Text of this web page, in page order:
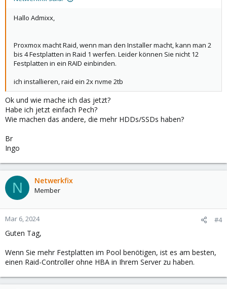
Hallo Admixx,
Proxmox macht Raid, wenn man den Installer macht, kann man 2
bis 4 Festplatten in Raid 1 werfen. Leider können Sie nicht 12
Festplatten in ein RAID einbinden.
ich installieren, raid ein 2x nvme 2tb
Ok und wie mache ich das jetzt?
Habe ich jetzt einfach Pech?
Wie machen das andere, die mehr HDDs/SSDs haben?
Br
Ingo
N Netwerkfix
Member
Mar 6, 2024 #4
Guten Tag,
Wenn Sie mehr Festplatten im Pool benötigen, ist es am besten,
einen Raid-Controller ohne HBA in Ihrem Server zu haben.